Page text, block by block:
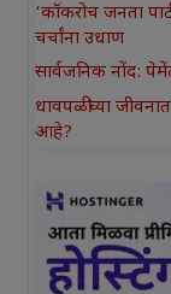
‘कॉकरोच जनता
चर्चांना उधाण
सार्वजनिक नोंद:
धावपळीच्या
आहे?